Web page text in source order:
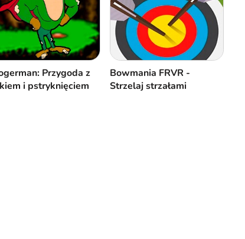
Przygoda z
i pstryknięciem
Bowmania FRVR -
Strzelaj strzałami